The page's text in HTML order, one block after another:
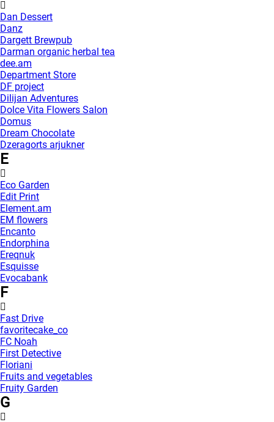
Dan Dessert
Danz
Dargett Brewpub
Darman organic herbal tea
dee.am
Department Store
DF project
Dilijan Adventures
Dolce Vita Flowers Salon
Domus
Dream Chocolate
Dzeragorts arjukner
E
Eco Garden
Edit Print
Element.am
EM flowers
Encanto
Endorphina
Ereqnuk
Esquisse
Evocabank
F
Fast Drive
favoritecake_co
FC Noah
First Detective
Floriani
Fruits and vegetables
Fruity Garden
G